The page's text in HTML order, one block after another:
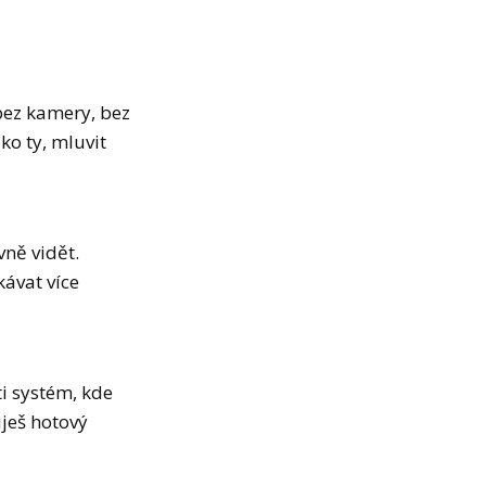
kamery, bez
ty, mluvit
vidět.
více
systém, kde
hotový